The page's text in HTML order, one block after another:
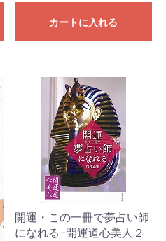
カートに入れる
開運・この一冊で夢占い師
になれる−開運道心美人２